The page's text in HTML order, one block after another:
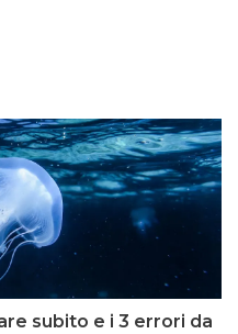
subito e i 3 errori da